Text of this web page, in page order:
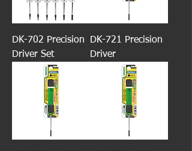
DK-702 Precision
Driver Set
DK-721 Precision
Driver